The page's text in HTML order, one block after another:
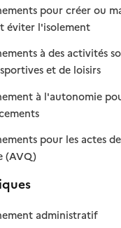
pour créer ou
éviter l'isolement: disponible
: non
à des activités
et de loisirs
:
: non
à l'autonomie
: disponible
: non disponible
pour les actes
(AVQ)
: disponible
: non disponible
administratif
:
: non